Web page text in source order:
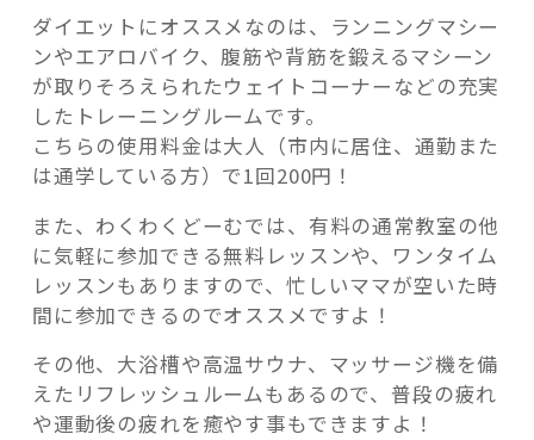
ダイエットにオススメなのは、ランニングマシー
ンやエアロバイク、腹筋や背筋を鍛えるマシーン
が取りそろえられたウェイトコーナーなどの充実
したトレーニングルームです。
こちらの使用料金は大人（市内に居住、通勤また
は通学している方）で1回200円！
また、わくわくどーむでは、有料の通常教室の他
に気軽に参加できる無料レッスンや、ワンタイム
レッスンもありますので、忙しいママが空いた時
間に参加できるのでオススメですよ！
その他、大浴槽や高温サウナ、マッサージ機を備
えたリフレッシュルームもあるので、普段の疲れ
や運動後の疲れを癒やす事もできますよ！